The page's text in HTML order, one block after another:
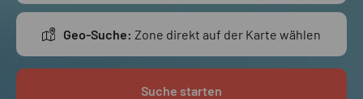
Geo-Suche: Zone direkt auf der Karte wählen
Suche starten